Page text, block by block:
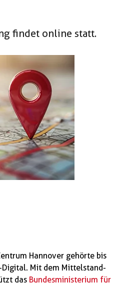
findet online statt.
Hannover gehörte bis
Mit dem Mittelstand-
das Bundesministerium für